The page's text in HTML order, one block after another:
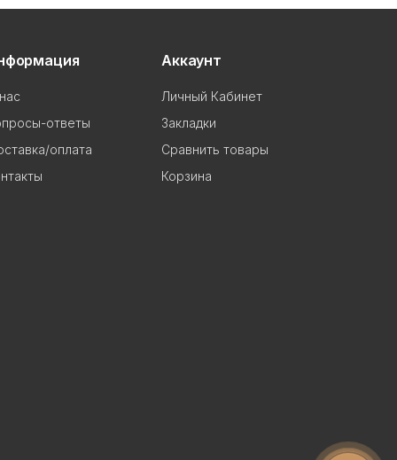
ответы
оплата
Аккаунт
Личный Кабинет
Закладки
Сравнить товары
Корзина